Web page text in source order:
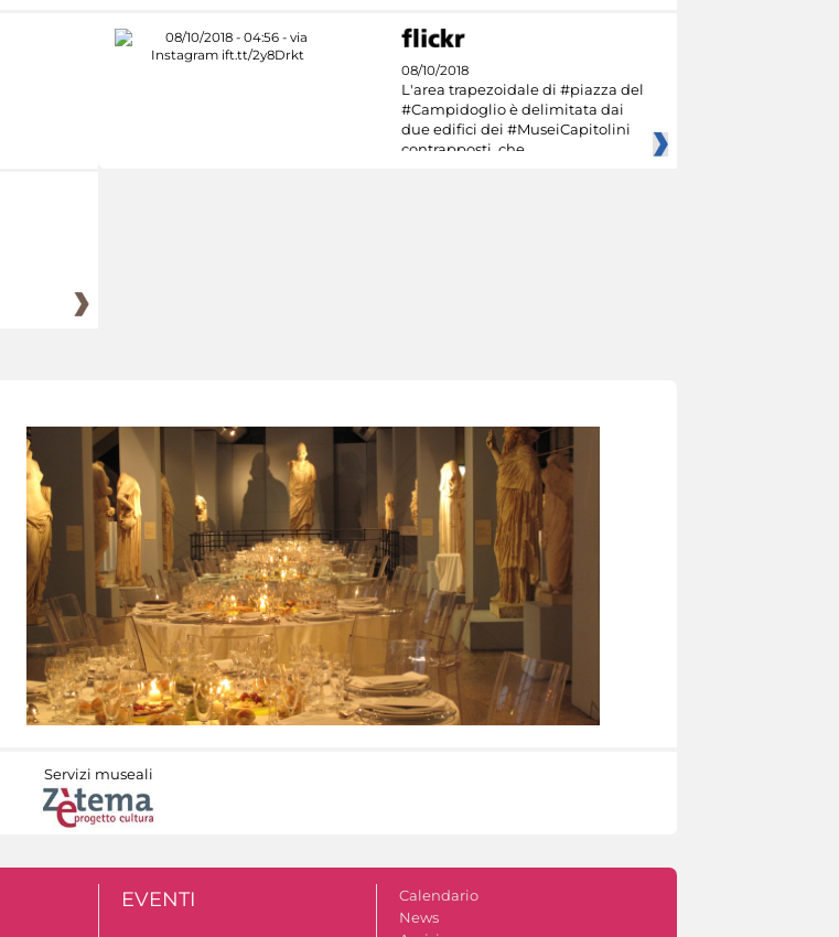
08/10/2018
L'area trapezoidale di #piazza del
#Campidoglio è delimitata dai
due edifici dei #MuseiCapitolini
contrapposti, che
Servizi museali
EVENTI
Calendario
News